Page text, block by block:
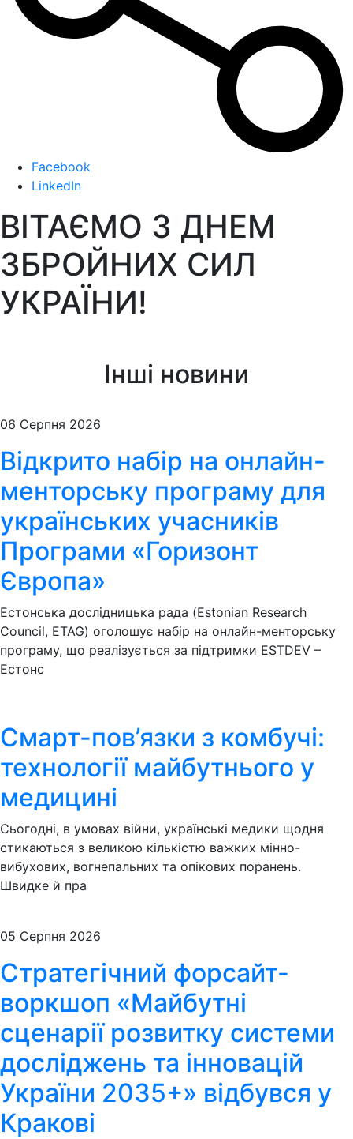
Facebook
LinkedIn
ВІТАЄМО З ДНЕМ
ЗБРОЙНИХ СИЛ
УКРАЇНИ!
Інші новини
06 Серпня 2026
Відкрито набір на онлайн-
менторську програму для
українських учасників
Програми «Горизонт
Європа»
Естонська дослідницька рада (Estonian Research
Council, ETAG) оголошує набір на онлайн-менторську
програму, що реалізується за підтримки ESTDEV –
Естонс
Смарт-пов’язки з комбучі:
технології майбутнього у
медицині
Сьогодні, в умовах війни, українські медики щодня
стикаються з великою кількістю важких мінно-
вибухових, вогнепальних та опікових поранень.
Швидке й пра
05 Серпня 2026
Стратегічний форсайт-
воркшоп «Майбутні
сценарії розвитку системи
досліджень та інновацій
України 2035+» відбувся у
Кракові